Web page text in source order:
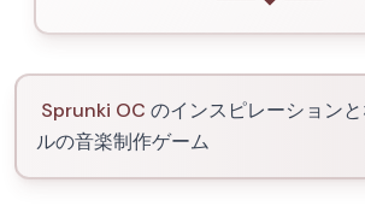
Sprunki OC のインスピレーション
ルの音楽制作ゲーム